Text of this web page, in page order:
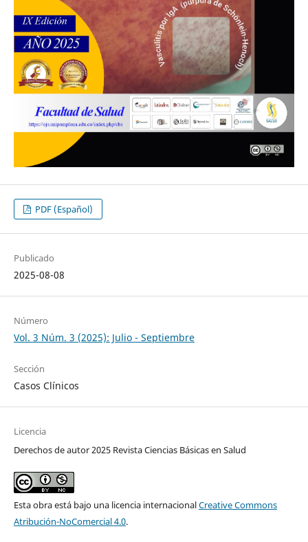
PDF (Español)
Publicado
2025-08-08
Número
Vol. 3 Núm. 3 (2025): Julio - Septiembre
Sección
Casos Clínicos
Licencia
Derechos de autor 2025 Revista Ciencias Básicas en Salud
Esta obra está bajo una licencia internacionalCreative Commons
Atribución-NoComercial 4.0.